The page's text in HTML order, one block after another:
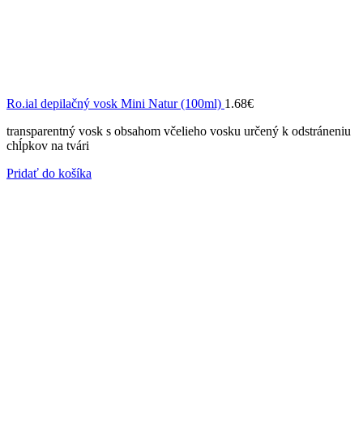
Ro.ial depilačný vosk Mini Natur (100ml) 1.68€
transparentný vosk s obsahom včelieho vosku určený k odstráneniu
chĺpkov na tvári
Pridať do košíka